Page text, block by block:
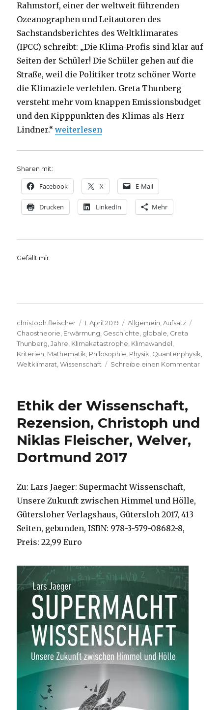
Rahmstorf, einer der weltweit führenden
Ozeanographen und Leitautoren des
Sachstandsberichtes des Weltklimarates
(IPCC) schreibt: „Die Klima-Profis sind klar auf
Seiten der Schüler! Die Schüler gehen auf die
Straße, weil die Politiker trotz schöner Worte
die Klimaziele verfehlen. Greta Thunberg
versteht mehr vom knappen Emissionsbudget
und den Kipppunkten des Klimas als Herr
Lindner.“„Wehret den Lügen in der Klimadebatte,
weiterlesen
Sharen mit:
Facebook X E-Mail
Drucken LinkedIn Mehr
Gefällt mir:
Autor
christoph.fleischer
Veröffentlicht
am
1. April 2019 Kategorien
Allgemein,Aufsatz
Chaostheorie, Erwärmung, Geschichte, globale, Greta
Thunberg,Jahre, Klimakatastrophe, Klimawandel,
Kriterien, Mathematik, Philosophie, Physik, Quantenphysik,
Weltklimarat,Wissenschaft Schreibe einen Kommentarzu
Ethik der Wissenschaft,
Rezension, Christoph und
Niklas Fleischer, Welver,
Dortmund 2017
Zu: Lars Jaeger: Supermacht Wissenschaft,
Unsere Zukunft zwischen Himmel und Hölle,
Gütersloher Verlagshaus, Gütersloh 2017, 413
Seiten, gebunden, ISBN: 978-3-579-08682-8,
Preis: 22,99 Euro